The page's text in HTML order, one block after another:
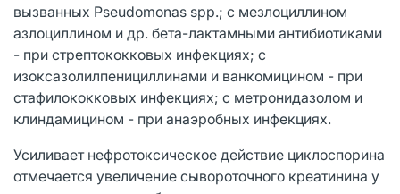
вызванных Pseudomonas spp.; с мезлоциллином
азлоциллином и др. бета-лактамными антибиотиками
- при стрептококковых инфекциях; с
изоксазолилпенициллинами и ванкомицином - при
стафилококковых инфекциях; с метронидазолом и
клиндамицином - при анаэробных инфекциях.
Усиливает нефротоксическое действие циклоспорина
отмечается увеличение сывороточного креатинина у